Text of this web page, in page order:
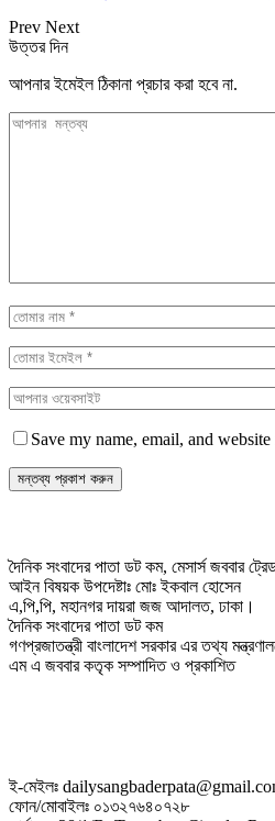
Prev Next
উত্তর দিন
আপনার ইমেইল ঠিকানা প্রচার করা হবে না.
Save my name, email, and
দৈনিক সংবাদের পাতা ডট কম, মেসার্স জববার
আইন বিষয়ক উপদেষ্টাঃ মোঃ ইকবাল হোসেন
এ,পি,পি, মহানগর দায়রা জজ আদালত, ঢাকা।
দৈনিক সংবাদের পাতা ডট কম
গণপ্রজাতন্ত্রী বাংলাদেশ সরকার এর তথ্য
এম এ জববার কতৃক সম্পাদিত ও প্রকাশিত
ই-মেইলঃ
ফোন/মোবাইলঃ ০১৩২৭৬৪০৭২৮